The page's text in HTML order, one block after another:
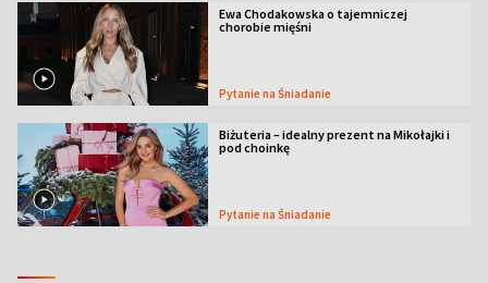
Ewa Chodakowska o tajemniczej
chorobie mięśni
Pytanie na Śniadanie
Biżuteria – idealny prezent na Mikołajki i
pod choinkę
Pytanie na Śniadanie